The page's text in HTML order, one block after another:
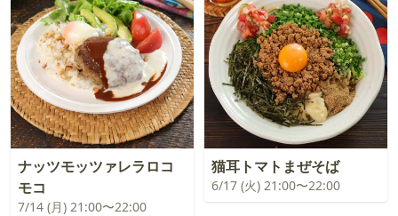
ナッツモッツァレラロコ
モコ
7/14 (月) 21:00〜22:00
猫耳トマトまぜそば
6/17 (火) 21:00〜22:00